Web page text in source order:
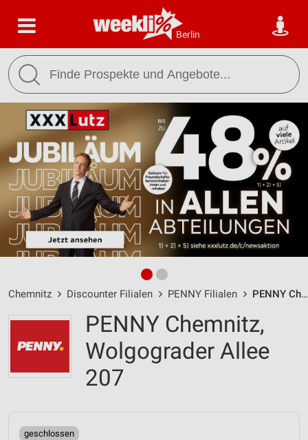
Berlin
Chemnitz Discounter Filialen PENNY Filialen PENNY Chemnitz / Wolgograder Allee 207 - Öffnungszeiten & Adresse
PENNY Chemnitz,
Wolgograder Allee
207
geschlossen